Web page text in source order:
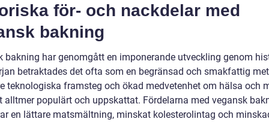
för- och nackdelar med
bakning
bakning har genomgått en imponerande utveckling genom
betraktades det ofta som en begränsad och smakfattig
teknologiska framsteg och ökad medvetenhet om hälsa och
alltmer populärt och uppskattat. Fördelarna med vegansk
en lättare matsmältning, minskat kolesterolintag och